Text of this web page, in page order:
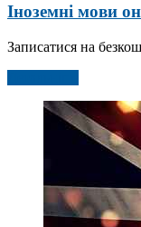
Іноземні мови
Записатися на